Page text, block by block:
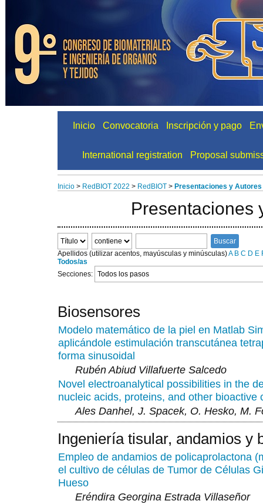
Inicio Convocatoria Inscripción y pago
International registration Proposal
Inicio > RedBIOT 2022 > RedBIOT > Presentaciones y Autores
Presentaciones
Apellidos (utilizar acentos, mayúsculas y minúsculas)A B C D E
Todos/as
Secciones:
Biosensores
Modelo matemático de la piel en Matlab
aplicándole estimulación transcutánea
forma sinusoidal
Rubén Abiud Villafuerte Salcedo
Novel electroanalytical possibilities in the
nucleic acids, proteins, and other bioactive
Ales Danhel, J. Spacek, O. Hesko, M.
Ingeniería tisular, andamios y
Empleo de andamios de policaprolactona
el cultivo de células de Tumor de Células
Hueso
Eréndira Georgina Estrada Villaseñor